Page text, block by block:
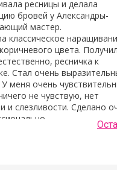
ресницы и делала
бровей у Александры-
мастер.
классическое
цвета.
ресничка к
Стал очень
У меня очень
не чувствую, нет
и слезливости. Сделано
аккуратно и хорошо